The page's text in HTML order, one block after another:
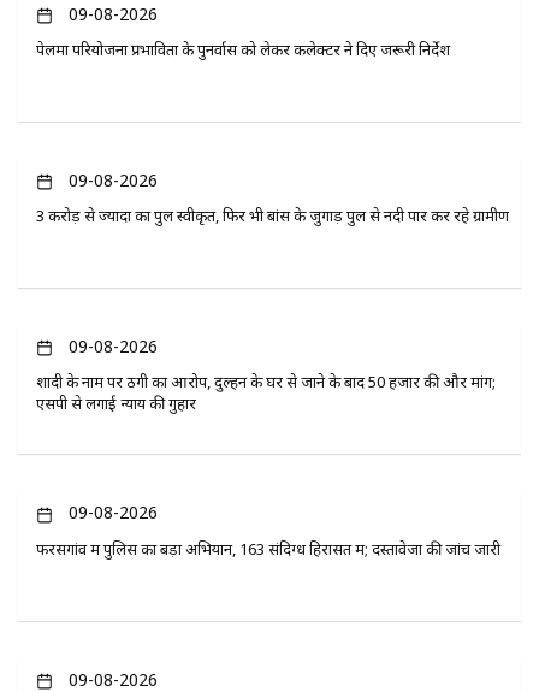
09-08-2026
पेलमा परियोजना प्रभावितों के पुनर्वास को लेकर कलेक्टर ने दिए जरूरी निर्देश
09-08-2026
3 करोड़ से ज्यादा का पुल स्वीकृत, फिर भी बांस के जुगाड़ पुल से नदी पार कर रहे ग्रामीण
09-08-2026
शादी के नाम पर ठगी का आरोप, दुल्हन के घर से जाने के बाद 50 हजार की और मांग;
एसपी से लगाई न्याय की गुहार
09-08-2026
फरसगांव में पुलिस का बड़ा अभियान, 163 संदिग्ध हिरासत में; दस्तावेजों की जांच जारी
09-08-2026